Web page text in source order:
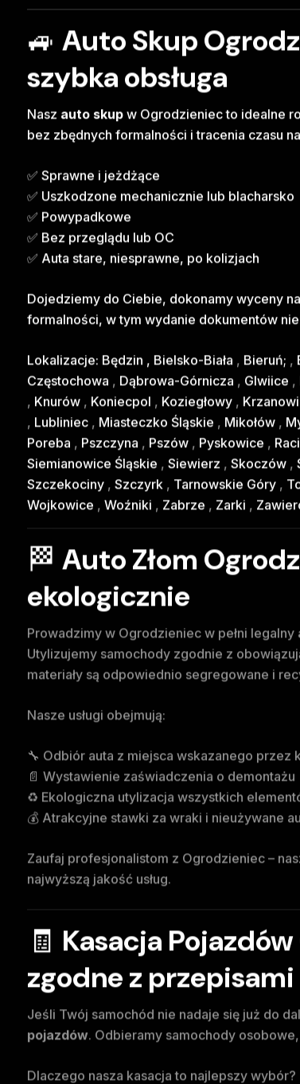
🚙 Auto Skup
szybka obsługa
Nasz auto skup w Ogrodzieniec to idealne
bez zbędnych formalności i tracenia czasu
✅ Sprawne i jeżdżące
✅ Uszkodzone mechanicznie lub blacharsko
✅ Powypadkowe
✅ Bez przeglądu lub OC
✅ Auta stare, niesprawne, po kolizjach
Dojedziemy do Ciebie, dokonamy wyceny
formalności, w tym wydanie dokumentów
Lokalizacje: Będzin , Bielsko-Biała , Bieruń; ,
Częstochowa , Dąbrowa-Górnicza , Glwiice ,
, Knurów , Koniecpol , Koziegłowy ,
, Lubliniec , Miasteczko Śląskie , Mikołów ,
Poreba , Pszczyna , Pszów , Pyskowice ,
Siemianowice Śląskie , Siewierz , Skoczów ,
Szczekociny , Szczyrk , Tarnowskie Góry ,
Wojkowice , Woźniki , Zabrze , Zarki ,
🏁 Auto Złom
ekologicznie
Prowadzimy w Ogrodzieniec w pełni legalny
Utylizujemy samochody zgodnie z
materiały są odpowiednio segregowane i
Nasze usługi obejmują:
🔧 Odbiór auta z miejsca wskazanego przez
📄 Wystawienie zaświadczenia o demontażu
♻️ Ekologiczna utylizacja wszystkich
💰 Atrakcyjne stawki za wraki i nieużywane
Zaufaj profesjonalistom z Ogrodzieniec –
najwyższą jakość usług.
🧾 Kasacja
zgodne z przepisami
Jeśli Twój samochód nie nadaje się już do
pojazdów. Odbieramy samochody
Dlaczego nasza kasacja to najlepszy wybór?